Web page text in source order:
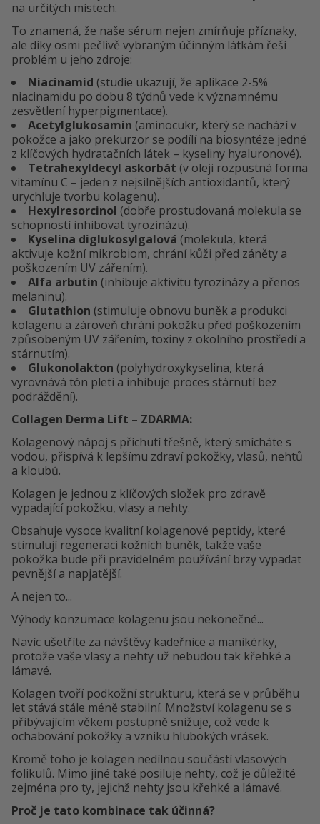
na určitých místech.
To znamená, že naše sérum nejen zmírňuje příznaky,
ale díky osmi pečlivě vybraným účinným látkám řeší
problém u jeho zdroje:
Niacinamid (studie ukazují, že aplikace 2-5%
niacinamidu po dobu 8 týdnů vede k významnému
zesvětlení hyperpigmentace).
Acetylglukosamin (aminocukr, který se nachází v
pokožce a jako prekurzor se podílí na biosyntéze jedné
z klíčových hydratačních látek – kyseliny hyaluronové).
Tetrahexyldecyl askorbát (v oleji rozpustná forma
vitamínu C – jeden z nejsilnějších antioxidantů, který
urychluje tvorbu kolagenu).
Hexylresorcinol (dobře prostudovaná molekula se
schopností inhibovat tyrozinázu).
Kyselina diglukosylgalová (molekula, která
aktivuje kožní mikrobiom, chrání kůži před záněty a
poškozením UV zářením).
Alfa arbutin (inhibuje aktivitu tyrozinázy a přenos
melaninu).
Glutathion (stimuluje obnovu buněk a produkci
kolagenu a zároveň chrání pokožku před poškozením
způsobeným UV zářením, toxiny z okolního prostředí a
stárnutím).
Glukonolakton (polyhydroxykyselina, která
vyrovnává tón pleti a inhibuje proces stárnutí bez
podráždění).
Collagen Derma Lift – ZDARMA:
Kolagenový nápoj s příchutí třešně, který smícháte s
vodou, přispívá k lepšímu zdraví pokožky, vlasů, nehtů
a kloubů.
Kolagen je jednou z klíčových složek pro zdravě
vypadající pokožku, vlasy a nehty.
Obsahuje vysoce kvalitní kolagenové peptidy, které
stimulují regeneraci kožních buněk, takže vaše
pokožka bude při pravidelném používání brzy vypadat
pevnější a napjatější.
A nejen to...
Výhody konzumace kolagenu jsou nekonečné...
Navíc ušetříte za návštěvy kadeřnice a manikérky,
protože vaše vlasy a nehty už nebudou tak křehké a
lámavé.
Kolagen tvoří podkožní strukturu, která se v průběhu
let stává stále méně stabilní. Množství kolagenu se s
přibývajícím věkem postupně snižuje, což vede k
ochabování pokožky a vzniku hlubokých vrásek.
Kromě toho je kolagen nedílnou součástí vlasových
folikulů. Mimo jiné také posiluje nehty, což je důležité
zejména pro ty, jejichž nehty jsou křehké a lámavé.
Proč je tato kombinace tak účinná?